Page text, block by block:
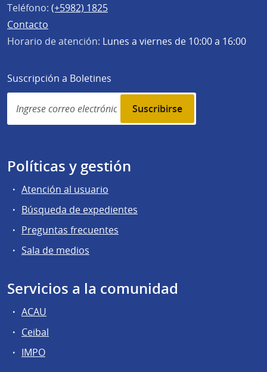
Teléfono: (+5982) 1825
Contacto
Horario de atención: Lunes a viernes de 10:00 a 16:00
Suscripción a Boletines
Simplenews
subscription
Políticas y gestión
Atención al usuario
Búsqueda de expedientes
Preguntas frecuentes
Sala de medios
Servicios a la comunidad
ACAU
Ceibal
IMPO